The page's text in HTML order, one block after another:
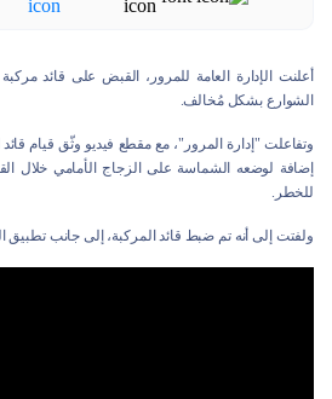
أعلنت الإدارة العامة للمرور، القبض على قائد
الشوارع بشكل مُخالف.
وتفاعلت "إدارة المرور"، مع مقطع فيديو وثّق قيام
إضافة لوضعه الشماسة على الزجاج الأمامي خلال
للخطر.
ولفتت إلى أنه تم ضبط قائد المركبة، إلى جانب تطبيق